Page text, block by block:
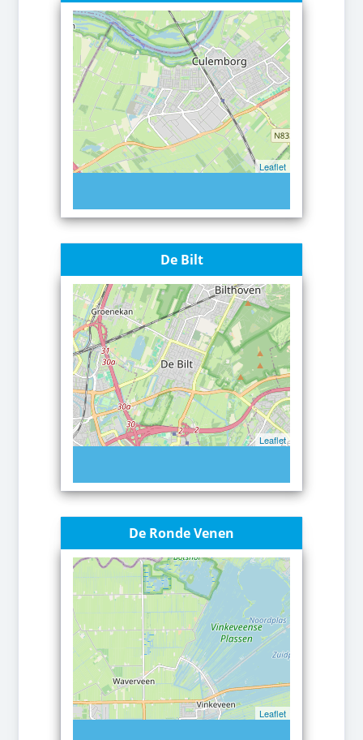
Leaflet
De Bilt
Leaflet
De Ronde Venen
Leaflet